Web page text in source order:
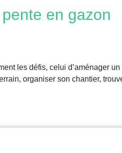
en gazon
les défis, celui d’aménager un
organiser son chantier,